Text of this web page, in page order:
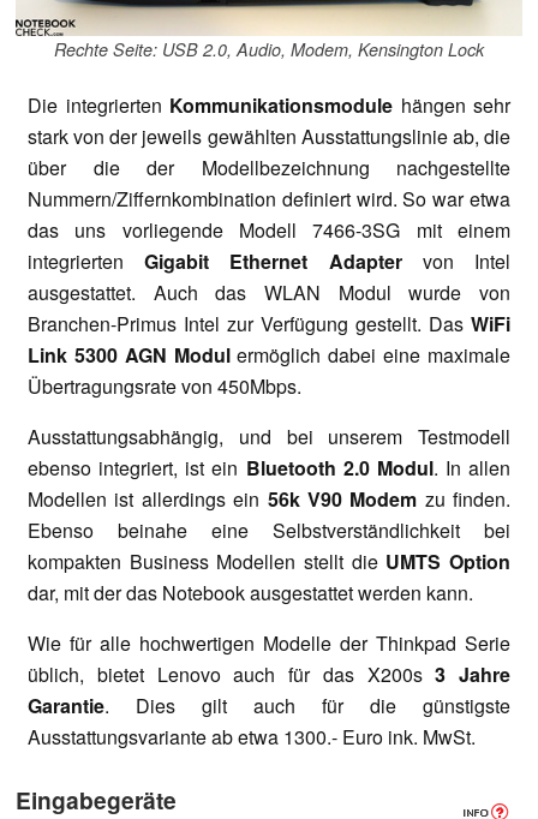
Rechte Seite: USB 2.0, Audio, Modem, Kensington Lock
Die integrierten Kommunikationsmodule hängen sehr
stark von der jeweils gewählten Ausstattungslinie ab, die
über die der Modellbezeichnung nachgestellte
Nummern/Ziffernkombination definiert wird. So war etwa
das uns vorliegende Modell 7466-3SG mit einem
integriertenGigabit Ethernet Adaptervon Intel
ausgestattet. Auch das WLAN Modul wurde von
Branchen-Primus Intel zur Verfügung gestellt. Das WiFi
Link 5300 AGN Modulermöglich dabei eine maximale
Übertragungsrate von 450Mbps.
Ausstattungsabhängig, und bei unserem Testmodell
ebenso integriert, ist ein Bluetooth 2.0 Modul. In allen
Modellen ist allerdings ein 56k V90 Modem zu finden.
Ebenso beinahe eine Selbstverständlichkeit bei
kompakten Business Modellen stellt die UMTS Option
dar, mit der das Notebook ausgestattet werden kann.
Wie für alle hochwertigen Modelle der Thinkpad Serie
üblich, bietet Lenovo auch für das X200s3 Jahre
Garantie. Dies gilt auch für die günstigste
Ausstattungsvariante ab etwa 1300.- Euro ink. MwSt.
Eingabegeräte